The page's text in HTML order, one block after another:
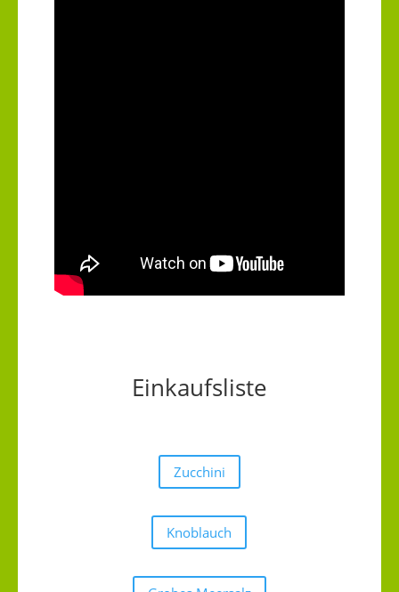
Einkaufsliste
Zucchini
Knoblauch